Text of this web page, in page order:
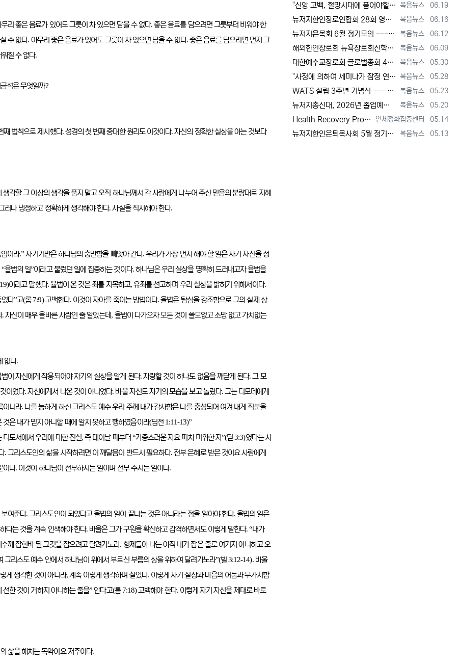
무리 좋은 음료가 있어도 그릇이 차 있으면 담을 수 없다.좋은 음료를 담으려면 그릇부터 비워야 한
수 없다. 아무리 좋은 음료가 있어도 그릇이 차 있으면 담을 수 없다.좋은 음료를 담으려면 먼저 그
질 수 없다.
석은 무엇일까?
째 법칙으로 제시했다.성경의 첫 번째 중대한 원리도 이것이다.자신의 정확한 실상을 아는 것보다
각할 그 이상의 생각을 품지 말고 오직 하나님께서 각 사람에게 나누어 주신 믿음의 분량대로 지혜
러나 냉정하고 정확하게 생각해야 한다.사실을 직시해야 한다.
이라.”자기기만은 하나님의 충만함을 빼앗아 간다.우리가 가장 먼저 해야 할 일은 자기 자신을 정
“율법의 일”이라고 불렀던 일에 집중하는 것이다.하나님은 우리 실상을 명확히 드러내고자 율법을
이라고 말했다.율법이 온 것은 죄를 지목하고,유죄를 선고하며 우리 실상을 밝히기 위해서이다.
었다”고(롬7:9)고백한다. 이것이 자아를 죽이는 방법이다.율법은 탐심을 강조함으로 그의 실제 상
.자신이 매우 올바른 사람인 줄 알았는데 , 율법이 다가오자 모든 것이 쓸모없고 소망 없고 가치없는
없다.
법이 자신에게 작용되어야 자기의 실상을 알게 된다.자랑할 것이 하나도 없음을 깨닫게 된다. 그 모
이었다.자신에게서 나온 것이 아니었다. 바울 자신도 자기의 모습을 보고 놀랐다.그는 디모데에게
이니라. 나를 능하게 하신 그리스도 예수 우리 주께 내가 감사함은 나를 충성되어 여겨 내게 직분을
은 내가 믿지 아니할 때에 알지 못하고 행하였음이라(딤전 1:11-13)”
디도서에서 우리에 대한 진실,즉 태어날 때부터 “가증스러운 자요 피차 미워한 자”(딛3:3)였다는 사
.그리스도인의 삶을 시작하려면 이 깨달음이 반드시 필요하다.전부 은혜로 받은 것이요 사람에게
이다. 이것이 하나님이 전부하시는 일이며 전부 주시는 일이다.
여준다. 그리스도인이 되었다고 율법의 일이 끝나는 것은 아니라는 점을 알아야 한다.율법의 일은
다는 것을 계속 인색해야 한다. 바울은 그가 구원을 확신하고 감격하면서도 이렇게 말한다. “내가
께 잡힌바 된 그것을 잡으려고 달려가노라. 형제들아 나는 아직 내가 잡은 줄로 여기지 아니하고 오
리스도 예수 안에서 하나님이 위에서 부르신 부름의 상을 위하여 달려가노라”(빌3:12-14). 바울
게 생각한 것이 아니라,계속 이렇게 생각하며 살았다. 이렇게 자기 실상과 마음의 어둠과 무가치함
선한 것이 거하지 아니하는 줄을”안다고(롬7:18)고백해야 한다. 이렇게 자기 자신을 제대로 바로
삶을 해치는 독약이요 저주이다.
등록자
복음뉴스 등록일
06.19
"신앙 고백, 절망시대에 품어야할 희망, 마지막까지 하나님 손에 붙들려 쓰임 받고자 하는 삶의 의미" [2026년 6월 19일 금요일 자 뉴욕일…
등록자
복음뉴스 등록일
06.16
뉴저지한인장로연합회 28회 영적 대각성 기도회 [2026년 6월 16일 화요일 자 뉴욕일보 기사] ==> https://www.bogeumnew…
등록자
복음뉴스 등록일
06.12
뉴저지은목회 6월 정기모임 --- 강원호 목사, "복음은 구원, 구원의 목적은 하나님 나라의 삶" [2026년 6월 12일 금요일 자 뉴역일보 …
등록자
복음뉴스 등록일
06.09
해외한인장로회 뉴욕장로회신학대학(원), 40회 졸업감사예배 및 학위수여식 [2026년 6월 9일 화요일 자 뉴욕일보 기사] ==> https:/…
등록자
복음뉴스 등록일
05.30
대한예수교장로회 글로벌총회 48회 정기총회 --- "진리 위에 굳게 서서 복음으로 세상 정복하라" [2026년 5월 30일 토요일 자 뉴욕일보 …
등록자
복음뉴스 등록일
05.28
"사정에 의하여 세미나가 잠정 연기되었다"고 합니다. 착오 없으시기 바랍니다.
등록자
복음뉴스 등록일
05.23
WATS 설립 3주년 기념식 --- 천국 복음 전파와 영적 지도자 양성 사명 재확인 [2026년 5월 23일 토요일 자 뉴욕일보 기사] ==> …
등록자
복음뉴스 등록일
05.20
뉴저지총신대, 2026년 졸업예배 및 학위 수여식 --- "절업장은 학교가 주지만, 위임장은 주님이 주신다" [2026년 5월 20일 수요일 …
등록자
인체정화집중센터 등록일
05.14
Health Recovery Program 인체정화 집중센터 Health Recovery Program이 태어난 배경은 단순히 하나의 건강…
등록자
복음뉴스 등록일
05.13
뉴저지한인은퇴목사회 5월 정기모임 --- "천국 갈 준비되셨나요?" [2026년 5월 13일 수요일 자 뉴욕일보 기사] ==> https://w…